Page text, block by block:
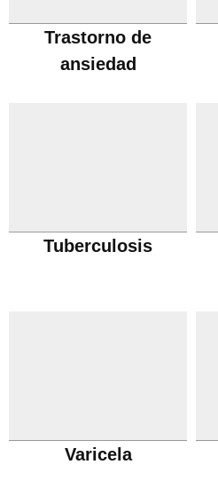
Trastorno de
ansiedad
Tuberculosis
Varicela